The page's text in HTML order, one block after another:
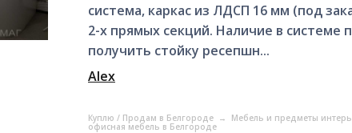
система, каркас из ЛДСП 16 мм (под
2-х прямых секций. Наличие в
получить стойку ресепшн...
Alex
Куплю / Продам в Белгороде → Мебель и предметы
офисная мебель в Белгороде